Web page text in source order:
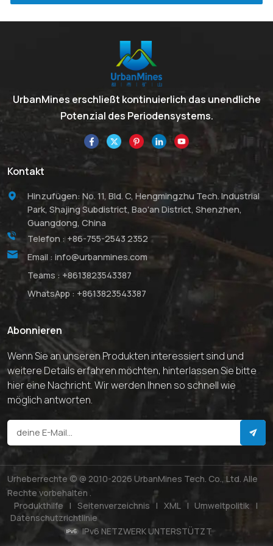
UrbanMines erschließt kontinuierlich das unendliche
Potenzial des Periodensystems.
Kontakt
Hinzufügen: No. 11, Bld. C, Hengmingzhu Tech. Industrial
Park, Shajing Subdistrict, Bao'an District, Shenzhen,
Guangdong, China
Telefon : +86-755-2543 2352
Email : info@urbanmines.com
Teams : +8613823543387
WhatsApp : +8613823543387
Abonnieren
Wenn Sie an unseren Produkten interessiert sind und
weitere Details erfahren möchten, hinterlassen Sie bitte
hier eine Nachricht. Wir werden Ihnen so schnell wie
möglich antworten.
Urheberrechte © @ 2010-2026 UrbanMines Tech. Co., Ltd. Alle
Rechte vorbehalten .
Produkthilfe | Seitenverzeichnis | XML | Umweltpolitik |
Datenschutzrichtlinie
IPv6 NETZWERK UNTERSTÜTZT